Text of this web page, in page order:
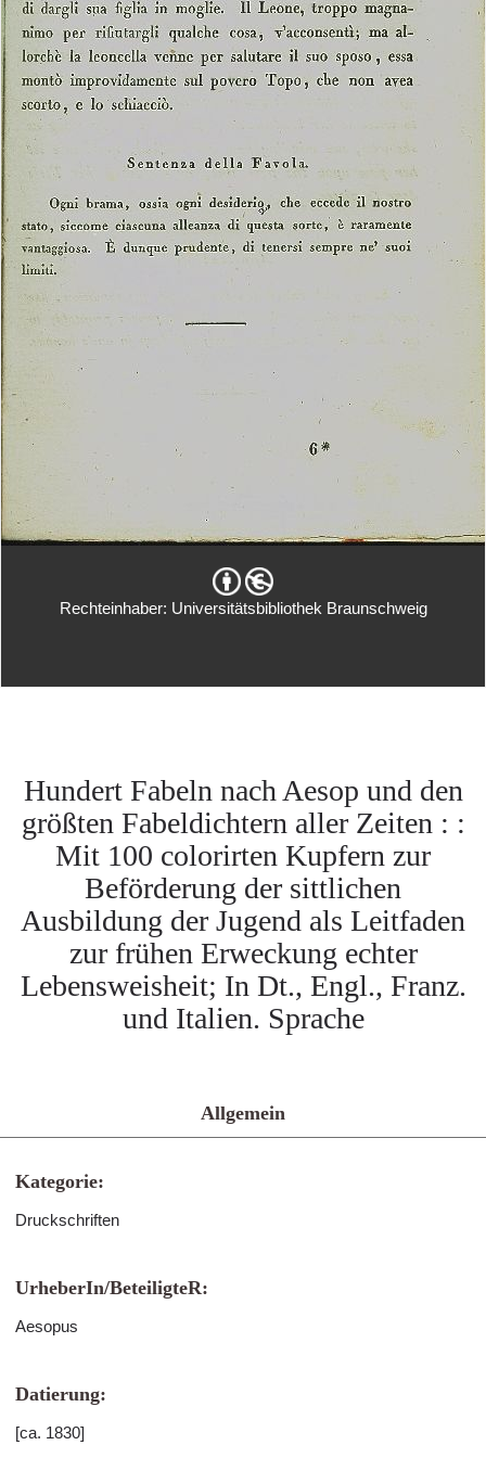
Rechteinhaber: Universitätsbibliothek Braunschweig
Hundert Fabeln nach Aesop und den
größten Fabeldichtern aller Zeiten : :
Mit 100 colorirten Kupfern zur
Beförderung der sittlichen
Ausbildung der Jugend als Leitfaden
zur frühen Erweckung echter
Lebensweisheit; In Dt., Engl., Franz.
und Italien. Sprache
Allgemein
Kategorie:
Druckschriften
UrheberIn/BeteiligteR:
Aesopus
Datierung:
[ca. 1830]